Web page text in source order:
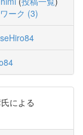
ーク (3)
による